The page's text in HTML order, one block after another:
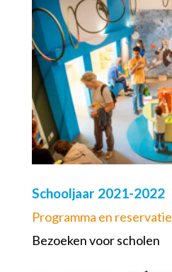
Schooljaar 2021-2022
Programma en reservatie
Bezoeken voor scholen